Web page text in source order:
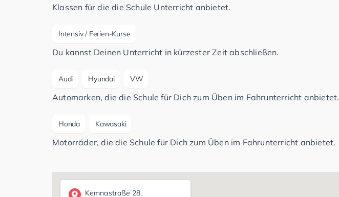
Klassen für die die Schule Unterricht anbietet.
Intensiv / Ferien-Kurse
Du kannst Deinen Unterricht in kürzester Zeit abschließen.
Audi Hyundai VW
Automarken, die die Schule für Dich zum Üben im Fahrunterricht anbietet.
Honda Kawasaki
Motorräder, die die Schule für Dich zum Üben im Fahrunterricht anbietet.
Kemnastraße 28,